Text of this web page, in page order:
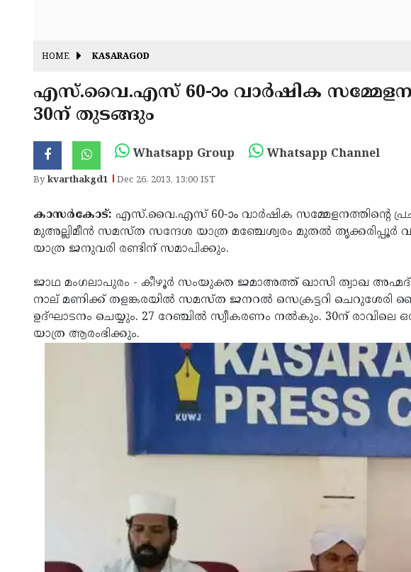
HOME KASARAGOD
എസ്.വൈ.എസ് 60-ാം വാര്‍ഷിക
30ന് തുടങ്ങും
Whatsapp Group Whatsapp Channel
Bykvarthakgd1 Dec 26, 2013, 13:00 IST
കാസര്‍കോട്: എസ്.വൈ.എസ് 60-ാം വാര്‍ഷിക സമ്മേളനത്തിന്റെ
മുഅല്ലിമീന്‍ സമസ്ത സന്ദേശ യാത്ര മഞ്ചേശ്വരം മുതല്‍ തൃക്കരിപ്പൂര്‍
യാത്ര ജനുവരി രണ്ടിന് സമാപിക്കും.
ജാഥ മംഗലാപുരം - കീഴൂര്‍ സംയുക്ത ജമാഅത്ത് ഖാസി ത്വാഖ അഹ്മദ്
നാല് മണിക്ക് തളങ്കരയില്‍ സമസ്ത ജനറല്‍ സെക്രട്ടറി ചെറുശേരി
ഉദ്ഘാടനം ചെയ്യും. 27 റേഞ്ചില്‍ സ്വീകരണം നല്‍കും. 30ന് രാവിലെ
യാത്ര ആരംഭിക്കും.